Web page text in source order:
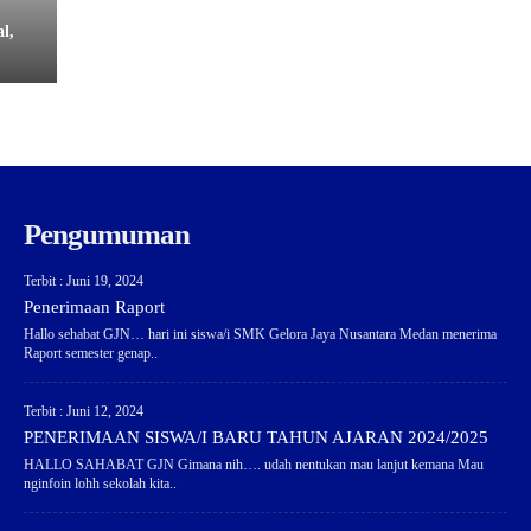
Pengumuman
Terbit : Juni 19, 2024
Penerimaan Raport
Hallo sehabat GJN… hari ini siswa/i SMK Gelora Jaya Nusantara Medan menerima
Raport semester genap..
Terbit : Juni 12, 2024
PENERIMAAN SISWA/I BARU TAHUN AJARAN 2024/2025
HALLO SAHABAT GJN Gimana nih…. udah nentukan mau lanjut kemana Mau
nginfoin lohh sekolah kita..